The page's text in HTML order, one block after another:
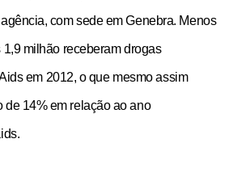
com sede em Genebra. Menos
milhão receberam drogas
em 2012, o que mesmo assim
de 14% em relação ao ano